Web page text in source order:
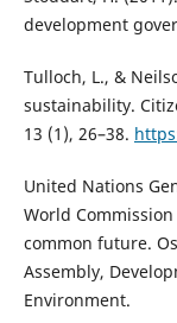
development
Tulloch, L., &
sustainability.
13 (1), 26–38.
United Nations
World
common future.
Assembly,
Environment.